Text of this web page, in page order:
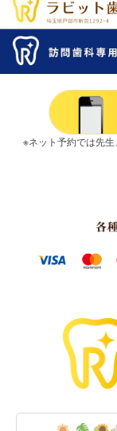
※ネット予約では先生